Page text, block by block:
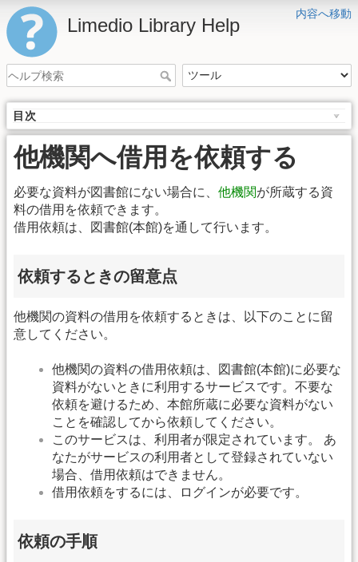
内容へ移動
Limedio Library Help
目次
他機関へ借用を依頼する
必要な資料が図書館にない場合に、 他機関が所蔵する資
料の借用を依頼できます。
借用依頼は、図書館(本館)を通して行います。
依頼するときの留意点
他機関の資料の借用を依頼するときは、以下のことに留
意してください。
他機関の資料の借用依頼は、図書館(本館)に必要な
資料がないときに利用するサービスです。不要な
依頼を避けるため、本館所蔵に必要な資料がない
ことを確認してから依頼してください。
このサービスは、利用者が限定されています。 あ
なたがサービスの利用者として登録されていない
場合、借用依頼はできません。
借用依頼をするには、ログインが必要です。
依頼の手順